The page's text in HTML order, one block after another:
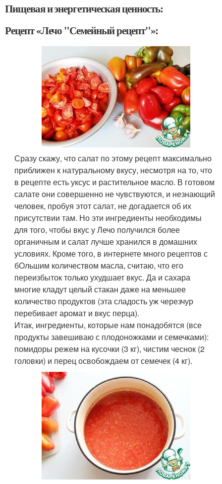
Пищевая и энергетическая ценность:
Рецепт «Лечо "Семейный рецепт"»:
Сразу скажу, что салат по этому рецепт максимально
приближен к натуральному вкусу, несмотря на то, что
в рецепте есть уксус и растительное масло. В готовом
салате они совершенно не чувствуются, и незнающий
человек, пробуя этот салат, не догадается об их
присутствии там. Но эти ингредиенты необходимы
для того, чтобы вкус у Лечо получился более
органичным и салат лучше хранился в домашних
условиях. Кроме того, в интернете много рецептов с
бОльшим количеством масла, считаю, что его
переизбыток только ухудшает вкус. Да и сахара
многие кладут целый стакан даже на меньшее
количество продуктов (эта сладость уж черезчур
перебивает аромат и вкус перца).
Итак, ингредиенты, которые нам понадобятся (все
продукты завешиваю с плодоножками и семечками):
помидоры режем на кусочки (3 кг), чистим чеснок (2
головки) и перец освобождаем от семечек (4 кг).